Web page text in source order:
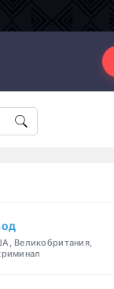
Великобритания,